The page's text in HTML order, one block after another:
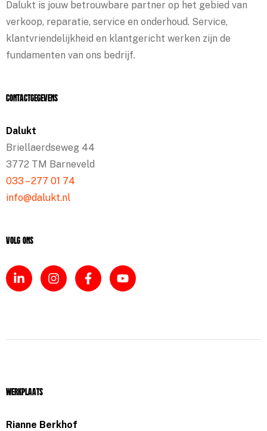
Dalukt is jouw betrouwbare partner op het gebied van
verkoop, reparatie, service en onderhoud. Service,
klantvriendelijkheid en klantgericht werken zijn de
fundamenten van ons bedrijf.
Contactgegevens
Dalukt
Briellaerdseweg 44
3772 TM Barneveld
033 – 277 01 74
info@dalukt.nl
Volg ons
Werkplaats
Rianne Berkhof